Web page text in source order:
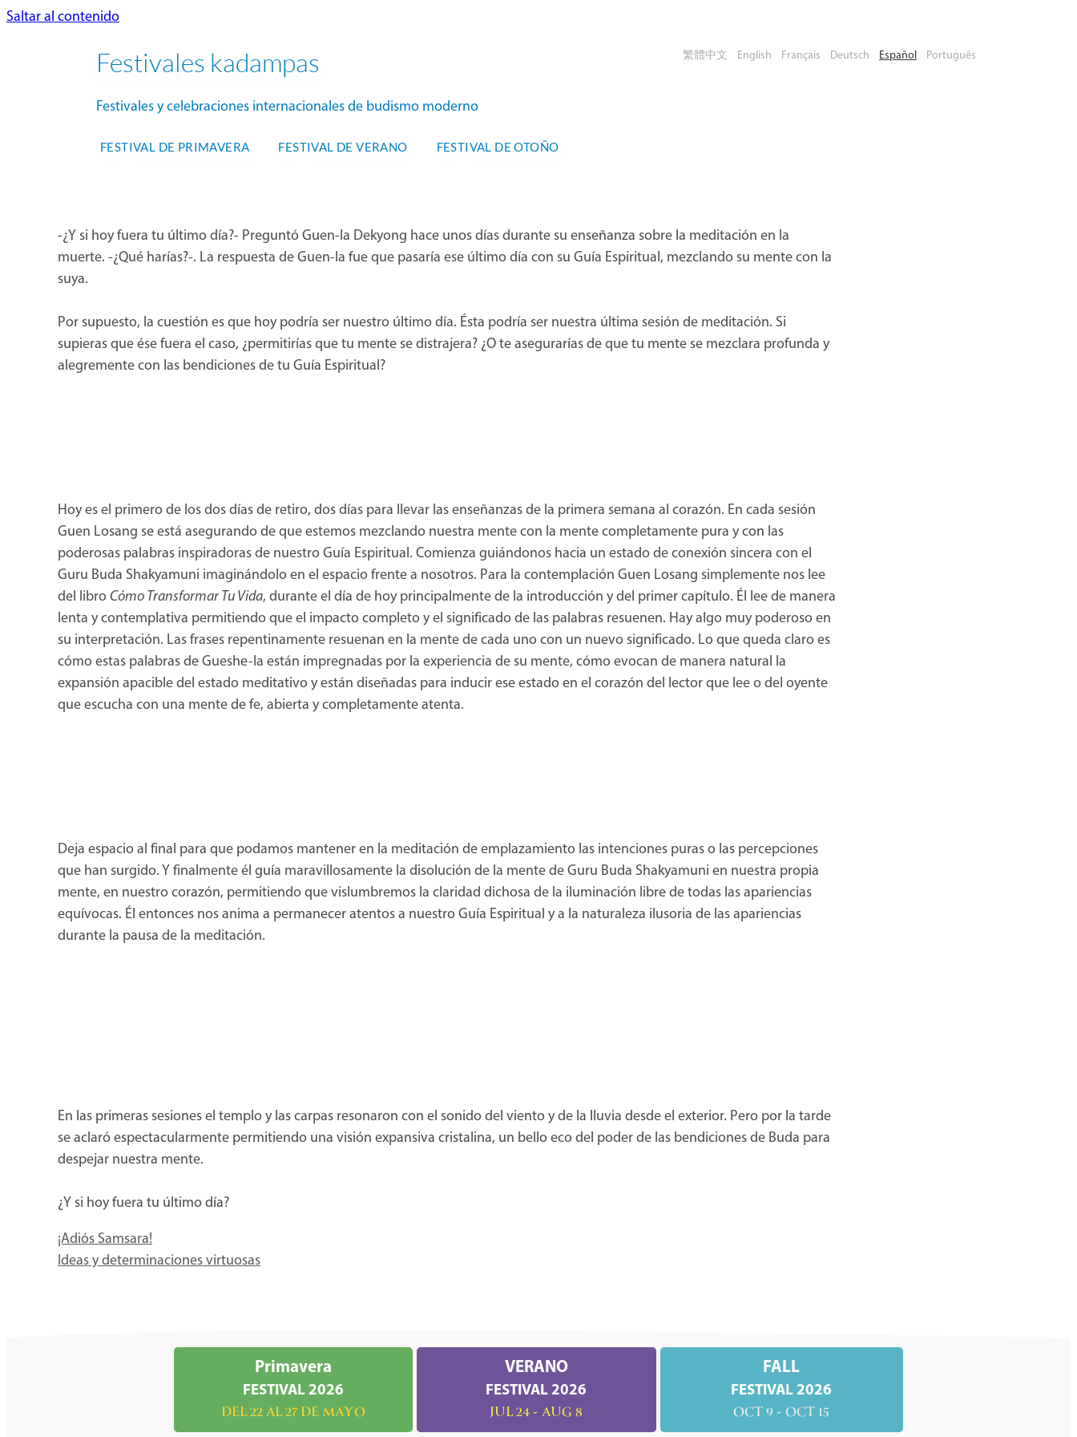
Saltar al contenido
Festivales kadampas
Festivales y celebraciones internacionales de budismo moderno
繁體中文 English Français Deutsch Español Português
FESTIVAL DE PRIMAVERA FESTIVAL DE VERANO FESTIVAL DE OTOÑO
-¿Y si hoy fuera tu último día?- Preguntó Guen-la Dekyong hace unos días durante su enseñanza sobre la meditación en la
muerte. -¿Qué harías?-. La respuesta de Guen-la fue que pasaría ese último día con su Guía Espiritual, mezclando su mente con la
suya.
Por supuesto, la cuestión es que hoy podría ser nuestro último día. Ésta podría ser nuestra última sesión de meditación. Si
supieras que ése fuera el caso, ¿permitirías que tu mente se distrajera? ¿O te asegurarías de que tu mente se mezclara profunda y
alegremente con las bendiciones de tu Guía Espiritual?
Hoy es el primero de los dos días de retiro, dos días para llevar las enseñanzas de la primera semana al corazón. En cada sesión
Guen Losang se está asegurando de que estemos mezclando nuestra mente con la mente completamente pura y con las
poderosas palabras inspiradoras de nuestro Guía Espiritual. Comienza guiándonos hacia un estado de conexión sincera con el
Guru Buda Shakyamuni imaginándolo en el espacio frente a nosotros. Para la contemplación Guen Losang simplemente nos lee
del libro Cómo Transformar Tu Vida, durante el día de hoy principalmente de la introducción y del primer capítulo. Él lee de manera
lenta y contemplativa permitiendo que el impacto completo y el significado de las palabras resuenen. Hay algo muy poderoso en
su interpretación. Las frases repentinamente resuenan en la mente de cada uno con un nuevo significado. Lo que queda claro es
cómo estas palabras de Gueshe-la están impregnadas por la experiencia de su mente, cómo evocan de manera natural la
expansión apacible del estado meditativo y están diseñadas para inducir ese estado en el corazón del lector que lee o del oyente
que escucha con una mente de fe, abierta y completamente atenta.
Deja espacio al final para que podamos mantener en la meditación de emplazamiento las intenciones puras o las percepciones
que han surgido. Y finalmente él guía maravillosamente la disolución de la mente de Guru Buda Shakyamuni en nuestra propia
mente, en nuestro corazón, permitiendo que vislumbremos la claridad dichosa de la iluminación libre de todas las apariencias
equívocas. Él entonces nos anima a permanecer atentos a nuestro Guía Espiritual y a la naturaleza ilusoria de las apariencias
durante la pausa de la meditación.
En las primeras sesiones el templo y las carpas resonaron con el sonido del viento y de la lluvia desde el exterior. Pero por la tarde
se aclaró espectacularmente permitiendo una visión expansiva cristalina, un bello eco del poder de las bendiciones de Buda para
despejar nuestra mente.
¿Y si hoy fuera tu último día?
¡Adiós Samsara!
Ideas y determinaciones virtuosas
Primavera
FESTIVAL 2026
DEL 22 AL 27 DE MAYO
VERANO
FESTIVAL 2026
JUL 24 - AUG 8
FALL
FESTIVAL 2026
OCT 9 - OCT 15